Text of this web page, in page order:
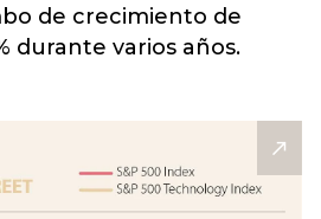
de crecimiento de
durante varios años.